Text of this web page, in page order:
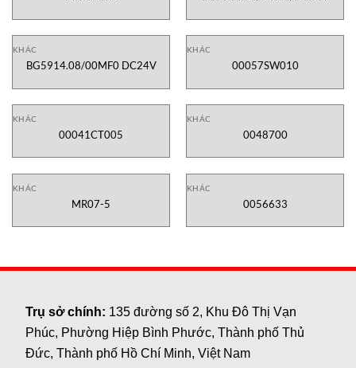
KHÁC
BG5914.08/00MF0 DC24V
KHÁC
00057SW010
KHÁC
00041CT005
KHÁC
0048700
KHÁC
MR07-5
KHÁC
0056633
Trụ sở chính: 135 đường số 2, Khu Đô Thị Vạn
Phúc, Phường Hiệp Bình Phước, Thành phố Thủ
Đức, Thành phố Hồ Chí Minh, Việt Nam